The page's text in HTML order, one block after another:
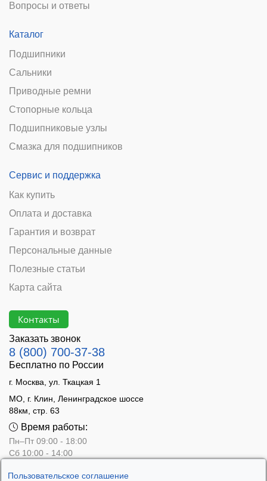
Пользовательское соглашение
Вопросы и ответы
Каталог
Подшипники
Сальники
Приводные ремни
Стопорные кольца
Подшипниковые узлы
Смазка для подшипников
Сервис и поддержка
Как купить
Оплата и доставка
Гарантия и возврат
Персональные данные
Полезные статьи
Карта сайта
Контакты
Заказать звонок
8 (800) 700-37-38
Бесплатно по России
г. Москва, ул. Ткацкая 1
МО, г. Клин, Ленинградское шоссе
88км, стр. 63
Время работы:
Пн–Пт 09:00 - 18:00
Сб 10:00 - 14:00